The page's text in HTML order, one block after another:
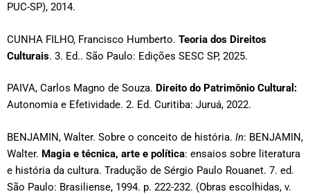
PUC-SP), 2014.
CUNHA FILHO, Francisco Humberto. Teoria dos Direitos
Culturais. 3. Ed.. São Paulo: Edições SESC SP, 2025.
PAIVA, Carlos Magno de Souza. Direito do Patrimônio Cultural:
Autonomia e Efetividade. 2. Ed. Curitiba: Juruá, 2022.
BENJAMIN, Walter. Sobre o conceito de história. In: BENJAMIN,
Walter. Magia e técnica, arte e política: ensaios sobre literatura
e história da cultura. Tradução de Sérgio Paulo Rouanet. 7. ed.
São Paulo: Brasiliense, 1994. p. 222-232. (Obras escolhidas, v.